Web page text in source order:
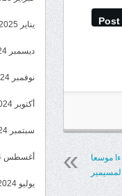
Post
موسعا
يناير 2025
ديسمبر 2024
نوفمبر 2024
أكتوبر 2024
سبتمبر 2024
أغسطس 2024
يوليو 2024